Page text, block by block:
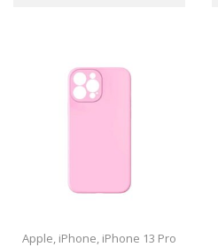
Apple, iPhone, iPhone 13 Pro